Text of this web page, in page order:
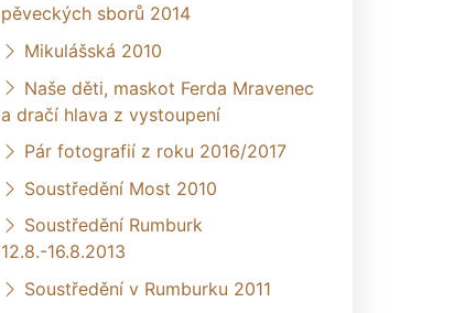
pěveckých sborů 2014
Mikulášská 2010
Naše děti, maskot Ferda Mravenec
a dračí hlava z vystoupení
Pár fotografií z roku 2016/2017
Soustředění Most 2010
Soustředění Rumburk
12.8.-16.8.2013
Soustředění v Rumburku 2011